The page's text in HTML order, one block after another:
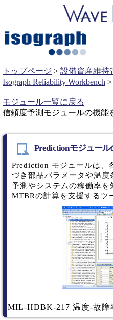
トップページ > 設備資産維持
Isograph Reliability Workbench >
モジュール一覧に戻る
信頼度予測モジュールの機能
Predictionモジュー
Prediction モジュールは、
づき部品パラメータや温
予測やシステムの稼働率
MTBRの計算を支援するツ
MIL-HDBK-217 温度-故障